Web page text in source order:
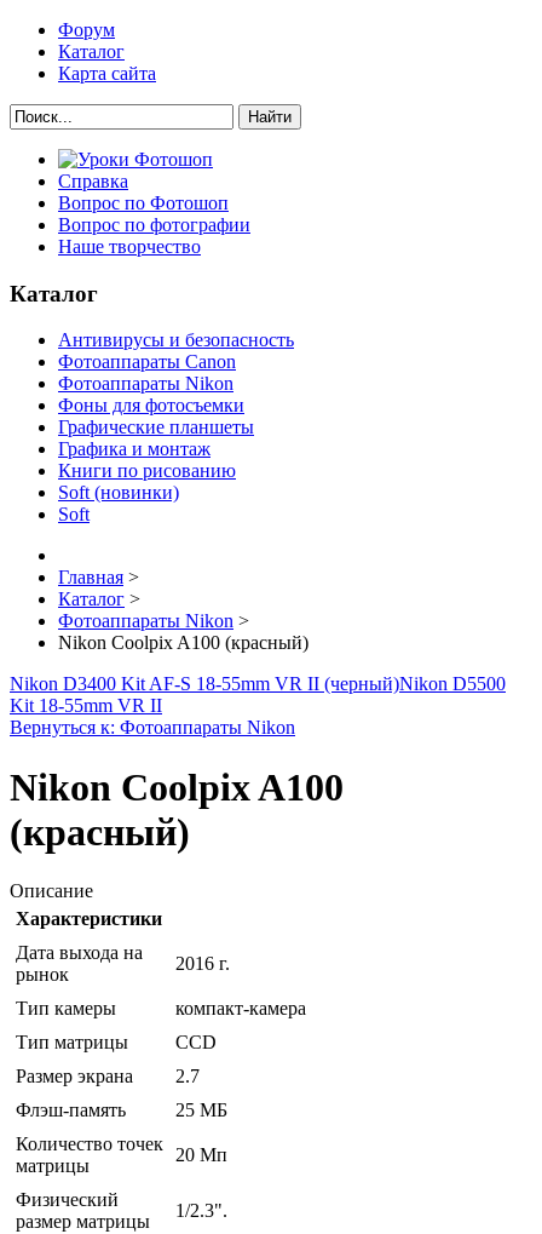
Форум
Каталог
Карта сайта
Найти
Справка
Вопрос по Фотошоп
Вопрос по фотографии
Наше творчество
Каталог
Антивирусы и безопасность
Фотоаппараты Canon
Фотоаппараты Nikon
Фоны для фотосъемки
Графические планшеты
Графика и монтаж
Книги по рисованию
Soft (новинки)
Soft
Главная >
Каталог >
Фотоаппараты Nikon >
Nikon Coolpix A100 (красный)
Nikon D3400 Kit AF-S 18-55mm VR II (черный)Nikon D5500
Kit 18-55mm VR II
Вернуться к: Фотоаппараты Nikon
Nikon Coolpix A100
(красный)
Описание
Характеристики
Дата выхода на
рынок
2016 г.
Тип камеры
компакт-камера
Тип матрицы
CCD
Размер экрана
2.7
Флэш-память
25 МБ
Количество точек
матрицы
20 Мп
Физический
размер матрицы
1/2.3".